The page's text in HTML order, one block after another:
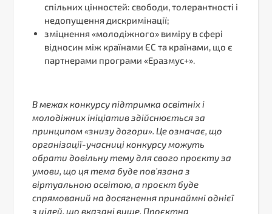
спільних цінностей: свободи, толерантності і
недопущення дискримінації;
зміцнення «молодіжного» виміру в сфері
відносин між країнами ЄС та країнами, що є
партнерами програми «Еразмус+».
В межах конкурсу підтримка освітніх і
молодіжних ініціатив здійснюється за
принципом «знизу догори». Це означає, що
організації-учасниці конкурсу можуть
обрати довільну тему для свого проєкту за
умови, що ця тема буде пов’язана з
віртуальною освітою, а проєкт буде
спрямований на досягнення принаймні однієї
з цілей, що вказані вище. Проєктна